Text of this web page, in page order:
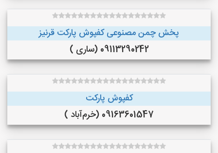
پخش چمن مصنوعی کفپوش پارکت قرنیز
09113290242 (ساری )
کفپوش پارکت
09163601547 (خرم‌آباد )